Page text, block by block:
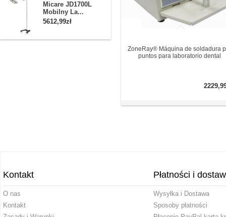
Micare JD1700L
Mobilny La...
5612,99zł
ZoneRay® Máquina de soldadura
puntos para laboratorio dental
Kontakt
O nas
Kontakt
Płatności i
Wysyłka i Dostawa
Sposoby płatności